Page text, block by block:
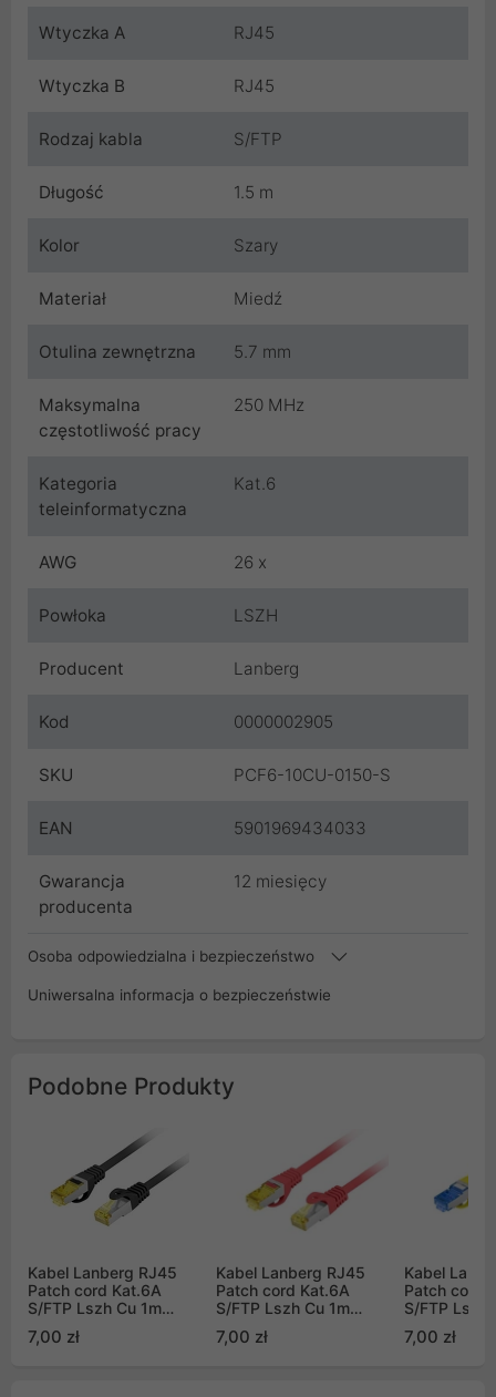
Wtyczka A RJ45
Wtyczka B RJ45
Rodzaj kabla S/FTP
Długość 1.5 m
Kolor Szary
Materiał Miedź
Otulina zewnętrzna 5.7 mm
Maksymalna
częstotliwość pracy
250 MHz
Kategoria
teleinformatyczna
Kat.6
AWG 26 x
Powłoka LSZH
Producent Lanberg
Kod 0000002905
SKU PCF6-10CU-0150-S
EAN 5901969434033
Gwarancja
producenta
12 miesięcy
Osoba odpowiedzialna i bezpieczeństwo
Uniwersalna informacja o bezpieczeństwie
Podobne Produkty
Kabel Lanberg RJ45
Patch cord Kat.6A
S/FTP Lszh Cu 1m
7,00 zł
Kabel Lanberg RJ45
Patch cord Kat.6A
S/FTP Lszh Cu 1m
7,00 zł
Kabel
Patch cord
S/FTP Lszh
7,00 zł